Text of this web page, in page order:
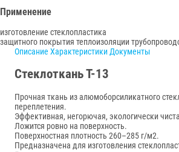
Применение
изготовление стеклопластика
защитного покрытия теплоизоляции
Описание Характеристики Документы
Стеклоткань Т-13
Прочная ткань из алюмоборсиликатного
переплетения.
Эффективная, негорючая, экологически
Ложится ровно на поверхность.
Поверхностная плотность 260–285 г/м2.
Предназначена для изготовления